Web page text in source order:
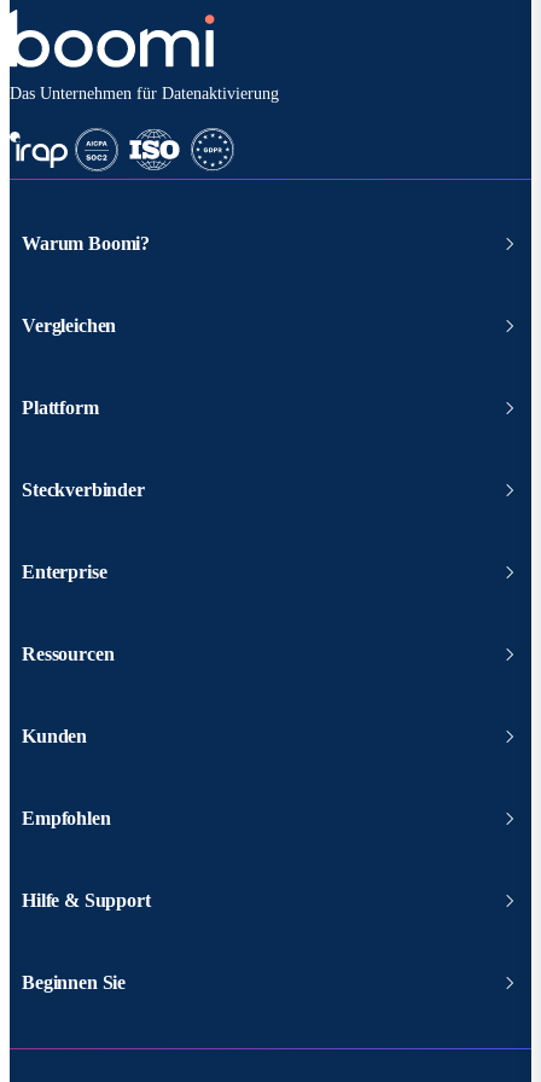
Das Unternehmen für Datenaktivierung
Warum Boomi?
Vergleichen
Plattform
Steckverbinder
Enterprise
Ressourcen
Kunden
Empfohlen
Hilfe & Support
Beginnen Sie